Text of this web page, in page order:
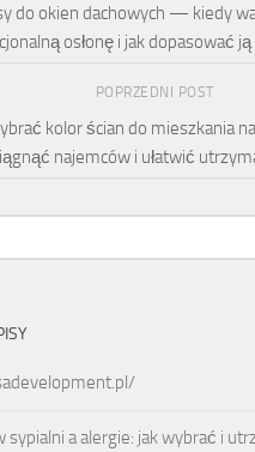
do okien dachowych — kiedy
osłonę i jak dopasować
POPRZEDNI POST
kolor ścian do mieszkania
najemców i ułatwić
sypialni a alergie: jak wybrać i